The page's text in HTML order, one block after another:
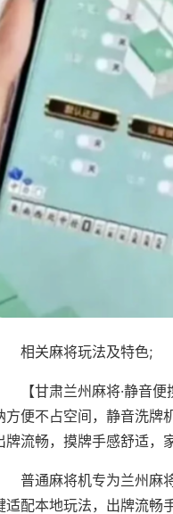
相关麻将玩法及特色;
【甘肃兰州麻将·静音
方便不占空间，静音洗牌
牌流畅，摸牌手感舒适，
普通麻将机专为兰州麻
适配本地玩法，出牌流畅